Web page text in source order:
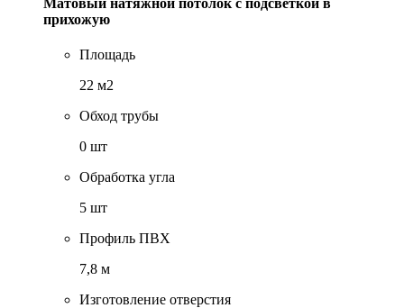
прихожую
Площадь
22 м2
Обход трубы
0 шт
Обработка угла
5 шт
Профиль ПВХ
7,8 м
Изготовление отверстия